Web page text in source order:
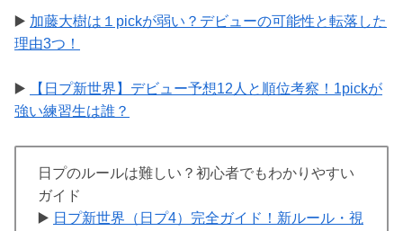
▶️ 加藤大樹は１pickが弱い？デビューの可能性と転落した
理由3つ！
▶️
【日プ新世界】デビュー予想12人と順位考察！1pickが
強い練習生は誰？
日プのルールは難しい？初心者でもわかりやすい
ガイド
▶️ 日プ新世界（日プ4）完全ガイド！新ルール・視